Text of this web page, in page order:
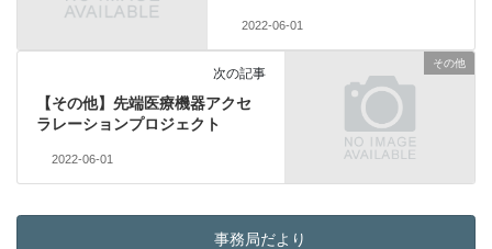
2022-06-01
その他
次の記事
【その他】先端医療機器アクセ
ラレーションプロジェクト
2022-06-01
事務局だより